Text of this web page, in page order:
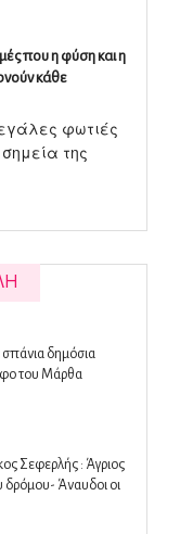
που η φύση και η
κάθε
φωτιές
της
δημόσια
του Μάρθα
Σεφερλής : Άγριος
δρόμου- Άναυδοι οι